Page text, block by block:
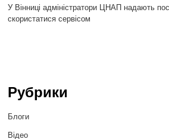
У Вінниці адміністратори ЦНАП надають
скористатися сервісом
Рубрики
Блоги
Відео